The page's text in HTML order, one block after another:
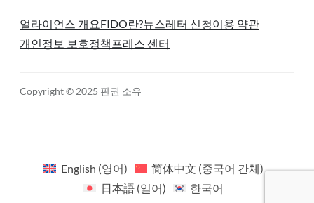
얼라이언스 개요FIDO란?뉴스레터 신청이용 약관
개인정보 보호정책 프레스 센터
Copyright © 2025 판권 소유
English (영어) 简体中文 (중국어 간체)
日本語(일어) 한국어